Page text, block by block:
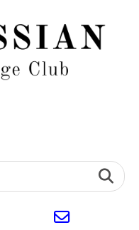
email